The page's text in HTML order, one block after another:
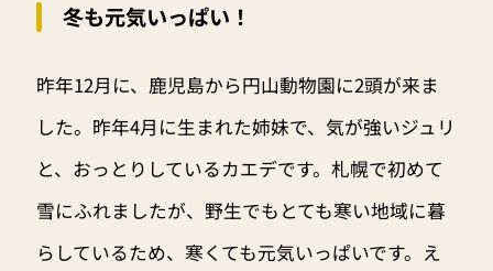
冬も元気いっぱい！
昨年12月に、鹿児島から円山動物園に2頭が来ま
した。昨年4月に生まれた姉妹で、気が強いジュリ
と、おっとりしているカエデです。札幌で初めて
雪にふれましたが、野生でもとても寒い地域に暮
らしているため、寒くても元気いっぱいです。え